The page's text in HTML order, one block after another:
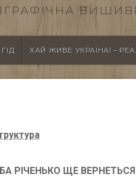
ГІД ХАЙ ЖИВЕ УКРАЇНА! –
РІЧЕНЬКО ЩЕ